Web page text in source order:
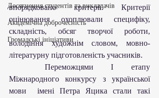
Досягнення студентів та викладачів
Академічна доброчесність
Громадські ініціативи
впорядковано критерії. Критерії
оцінювання охоплювали специфіку,
складність, обсяг творчої роботи,
володіння художнім словом, мовно-
літературну підготовленість учасників.
Міжнародного конкурсу з української
мови  імені Петра Яцика стали такі